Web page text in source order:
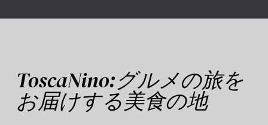
ToscaNino:グルメの旅を
お届けする美食の地